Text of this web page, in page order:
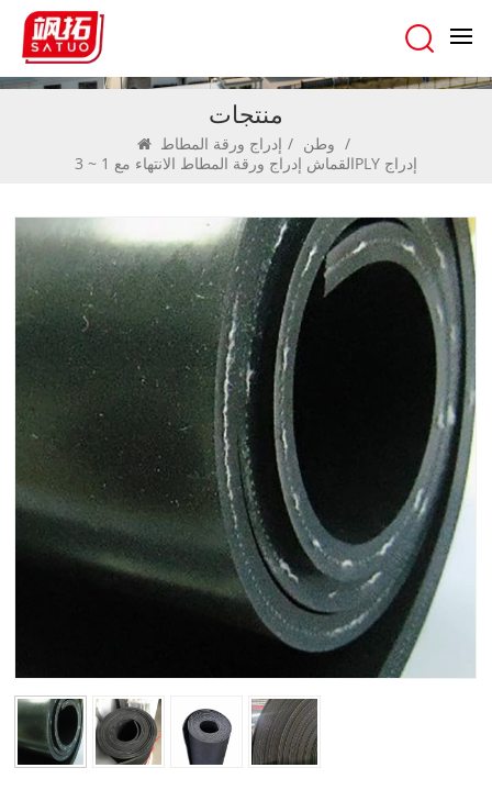
منتجات
وطن / إدراج ورقة المطاط
/
القماش إدراج ورقة المطاط الانتهاء مع 1 ~ 3PLY إدراج